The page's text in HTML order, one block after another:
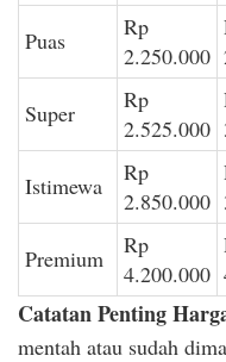
Puas
Rp
2.250.000
Super
Rp
2.525.000
Istimewa
Rp
2.850.000
Premium
Rp
4.200.000
Catatan Penting
mentah atau sudah